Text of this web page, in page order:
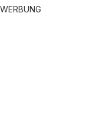
WERBUNG